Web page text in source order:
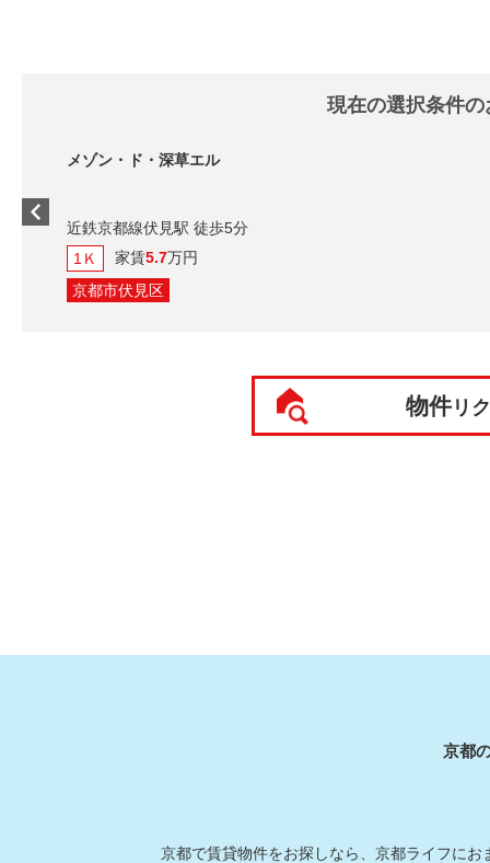
現在の選択条件
メゾン・ド・深草エル
近鉄京都線伏見駅 徒歩5分
1Ｋ
家賃5.7万円
京都市伏見区
物件リ
京都
京都で賃貸物件をお探しなら、京都ライフに